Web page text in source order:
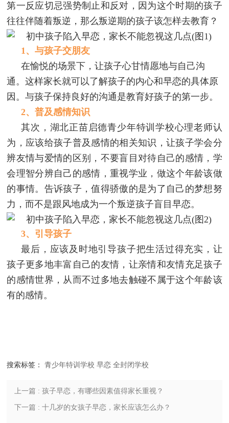
第一反应切忌强势制止和反对，因为这个时期的孩子
往往伴随着叛逆，那么叛逆期的孩子该怎样去教育？
1、与孩子交朋友
在愉悦的场景下，让孩子心甘情愿地与自己沟
通。这样家长就可以了解孩子的内心和早恋的具体原
因。与孩子保持良好的沟通是教育好孩子的第一步。
2、普及感情知识
其次，湖北正苗启德青少年特训学校心理老师认
为，应该给孩子普及感情的相关知识，让孩子学会分
辨友情与爱情的区别，不要盲目对待自己的感情，学
会理智分辨自己的感情，重视学业，做这个年龄该做
的事情。告诉孩子，值得骄傲的是为了自己的梦想努
力，而不是跟风地成为一个叛逆孩子盲目早恋。
3、引导孩子
最后，应该及时地引导孩子把生活过得充实，让
孩子更多地丰富自己的友情，让亲情和友情充足孩子
的感情世界，从而不过多地去触碰不属于这个年龄该
有的感情。
搜索标签：青少年特训学校 早恋 全封闭学校
上一篇 : 孩子早恋，有哪些因素值得家长重视？
下一篇 : 十几岁的女孩子早恋，家长应该怎么办？